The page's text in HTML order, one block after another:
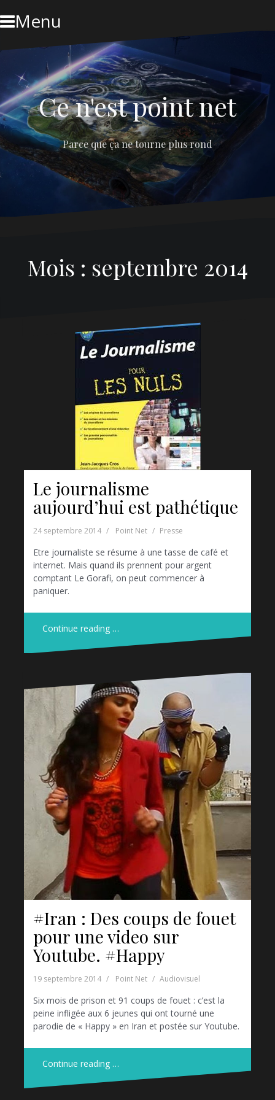
to
contentMenu
Ce n'est point net
Parce que ça ne tourne plus rond
Mois : septembre 2014
Le journalisme
aujourd’hui est pathétique
24 septembre 2014 Point Net Presse
Etre journaliste se résume à une tasse de café et
internet. Mais quand ils prennent pour argent
comptant Le Gorafi, on peut commencer à
paniquer.
Continue reading …
#Iran : Des coups de fouet
pour une video sur
Youtube. #Happy
19 septembre 2014 Point Net Audiovisuel
Six mois de prison et 91 coups de fouet : c’est la
peine infligée aux 6 jeunes qui ont tourné une
parodie de « Happy » en Iran et postée sur Youtube.
Continue reading …